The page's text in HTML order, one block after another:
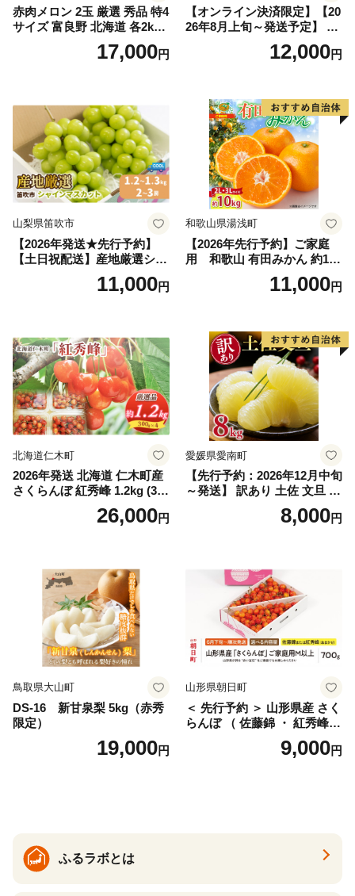
赤肉メロン 2玉 厳選 秀品 特4
サイズ 富良野 北海道 各2kg
～2.6kg 2玉 セット ファーム
富良野 メロン めろん 果物 く
17,000円
【オンライン決済限定】【20
26年8月上旬～発送予定】 先
行予約 「浅間水蜜桃プレミ
アム」 もも あかつき 秀品 約
果肉 長野県産 小諸市
12,000円
山梨県笛吹市
【2026年発送★先行予約】
【土日祝配送】産地厳選シャ
インマスカット1.2kg～1.3kg
（2房～3房）※沖縄・離島配
笛吹市 山梨県 フルーツ 果物
ぶどう 葡萄 大粒 シャインマ
スカット おすすめ シャイン
マスカット 贈答 ギフト 産地
笛吹市 シャインマスカット
笛吹 葡萄 国産 ぶどう 人気
国産 1.2kg 先行｜
11,000円
和歌山県湯浅町
【2026年先行予約】ご家庭
用 和歌山 有田みかん 約10k
g (2L、3Lサイズ)【湯浅町】
11,000円
北海道仁木町
2026年発送 北海道 仁木町産
さくらんぼ 紅秀峰 1.2kg (300
g×4パック) Lサイズ以上 旬
桜桃 産地直送 サクランボ チ
26,000円
愛媛県愛南町
【先行予約：2026年12月中旬
～発送】 訳あり 土佐 文旦 8k
g (Mサイズ以上サイズミック
ス) 8000円 わけあり ぶんた
産 農家直送 期間限定 特産品
サイズミックス くらもとフ
ァーム 愛南町 愛媛県
8,000円
鳥取県大山町
DS-16 新甘泉梨 5kg（赤秀
限定）
19,000円
山形県朝日町
＜ 先行予約 ＞ 山形県産 さく
らんぼ （ 佐藤錦 ・ 紅秀峰
） ご家庭用 M以上 700g 【20
26年6月下旬から7月上旬発
9,000円
ふるラボとは